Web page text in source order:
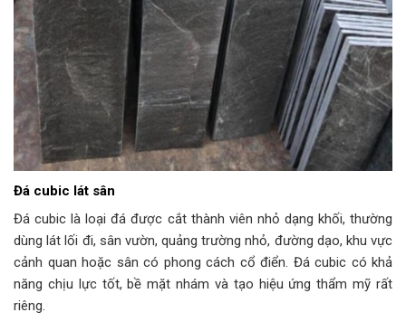
Đá cubic lát sân
Đá cubic là loại đá được cắt thành viên nhỏ dạng khối, thường
dùng lát lối đi, sân vườn, quảng trường nhỏ, đường dạo, khu vực
cảnh quan hoặc sân có phong cách cổ điển. Đá cubic có khả
năng chịu lực tốt, bề mặt nhám và tạo hiệu ứng thẩm mỹ rất
riêng.